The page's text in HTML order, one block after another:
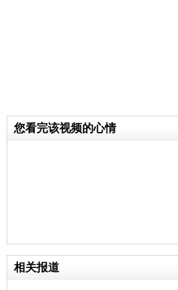
您看完该视频的心情
相关报道